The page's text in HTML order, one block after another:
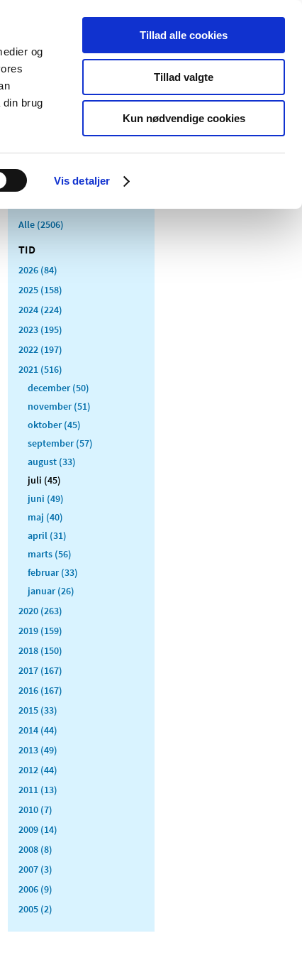
og
brug
Vis detaljer
Tillad alle cookies
Tillad valgte
Kun nødvendige cookies
Særlige
produktområder
Alle (2506)
TID
2026 (84)
2025 (158)
2024 (224)
2023 (195)
2022 (197)
2021 (516)
december (50)
november (51)
oktober (45)
september (57)
august (33)
juli (45)
juni (49)
maj (40)
april (31)
marts (56)
februar (33)
januar (26)
2020 (263)
2019 (159)
2018 (150)
2017 (167)
2016 (167)
2015 (33)
2014 (44)
2013 (49)
2012 (44)
2011 (13)
2010 (7)
2009 (14)
2008 (8)
2007 (3)
2006 (9)
2005 (2)